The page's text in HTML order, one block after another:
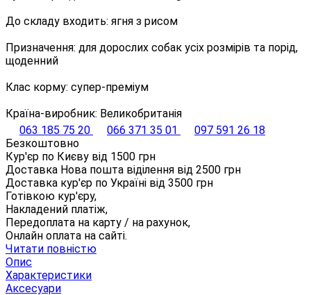
До складу входить: ягня з рисом
Призначення: для дорослих собак усіх розмірів та порід,
щоденний
Клас корму: супер-преміум
Країна-виробник: Великобританія
063 185 75 20
066 371 35 01
097 591 26 18
Безкоштовно
Кур'єр по Києву від 1500 грн
Доставка Нова пошта віділення від 2500 грн
Доставка кур'єр по Україні від 3500 грн
Готівкою кур'єру,
Накладений платіж,
Передоплата на карту / на рахунок,
Онлайн оплата на сайті.
Читати повністю
Опис
Характеристики
Аксесуари